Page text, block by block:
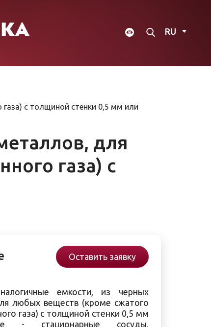
RU
с толщиной стенки 0,5 мм или
для
газа) с
Оставить заявку
емкости, из черных
любых веществ (кроме сжатого
газа) с толщиной стенки 0,5 мм
- стационарные сосуды,